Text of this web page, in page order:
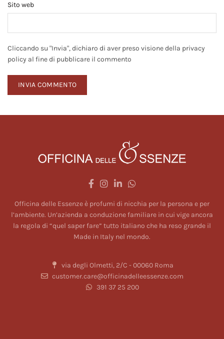
Sito web
Cliccando su "Invia", dichiaro di aver preso visione della privacy
policy al fine di pubblicare il commento
Officina delle Essenze è profumi di nicchia per la persona e per
l’ambiente. Un’azienda a conduzione familiare in cui vige ancora
la regola di “quel saper fare” tutto italiano che ha reso grande il
Made in Italy nel mondo.
via degli Olmetti, 2/C - 00060 Roma
customer.care@officinadelleessenze.com
391 37 25 200